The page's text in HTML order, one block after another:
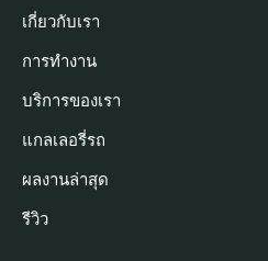
เกี่ยวกับเรา
การทำงาน
บริการของเรา
แกลเลอรี่รถ
ผลงานล่าสุด
รีวิว